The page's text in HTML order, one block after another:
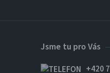
Jsme tu pro Vás
+420